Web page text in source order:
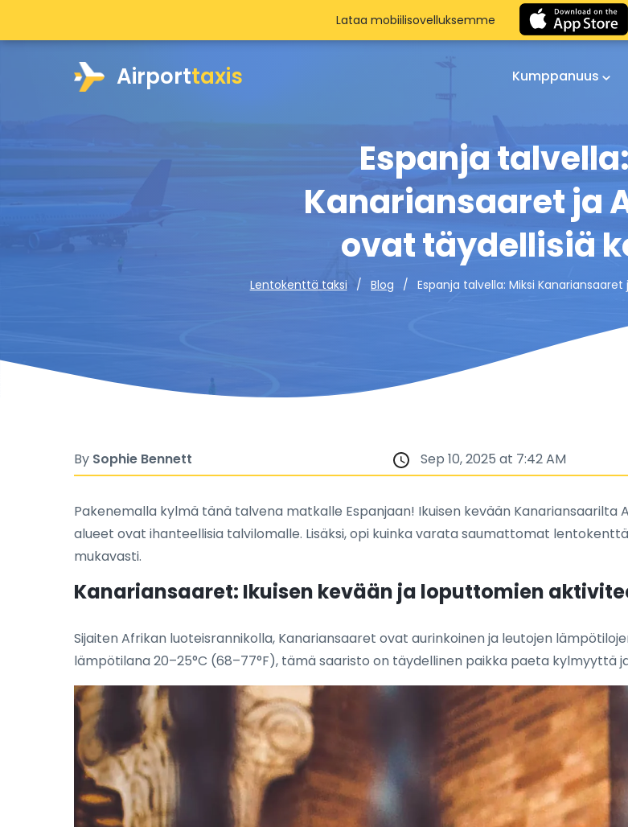
Airporttaxis Kumppanuus
Espanja
Kanariansaaret ja
ovat täydellisiä
Lentokenttä taksi Blog Espanja talvella: Miksi
Lataa mobiilisovelluksemme
By Sophie Bennett Sep 10, 2025 at 7:42 AM
Pakenemalla kylmä tänä talvena matkalle Espanjaan! Ikuisen kevään
alueet ovat ihanteellisia talvilomalle. Lisäksi, opi kuinka varata saumattomat
mukavasti.
Kanariansaaret: Ikuisen kevään ja loputtomien
Sijaiten Afrikan luoteisrannikolla, Kanariansaaret ovat aurinkoinen ja leutojen
lämpötilana 20–25°C (68–77°F), tämä saaristo on täydellinen paikka paeta kylmyyttä